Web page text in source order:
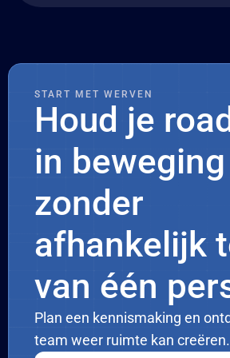
START MET WERVEN
Houd je
in beweging
zonder
afhankelijk
van één
Plan een kennismaking en
team weer ruimte kan creëren.